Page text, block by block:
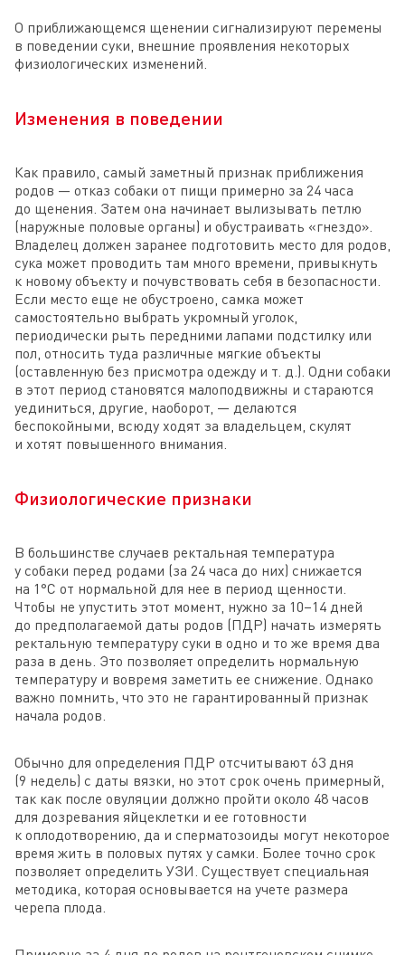
О приближающемся щенении сигнализируют перемены
в поведении суки, внешние проявления некоторых
физиологических изменений.
Изменения в поведении
Как правило, самый заметный признак приближения
родов — отказ собаки от пищи примерно за 24 часа
до щенения. Затем она начинает вылизывать петлю
(наружные половые органы) и обустраивать «гнездо».
Владелец должен заранее подготовить место для родов,
сука может проводить там много времени, привыкнуть
к новому объекту и почувствовать себя в безопасности.
Если место еще не обустроено, самка может
самостоятельно выбрать укромный уголок,
периодически рыть передними лапами подстилку или
пол, относить туда различные мягкие объекты
(оставленную без присмотра одежду и т. д.). Одни собаки
в этот период становятся малоподвижны и стараются
уединиться, другие, наоборот, — делаются
беспокойными, всюду ходят за владельцем, скулят
и хотят повышенного внимания.
Физиологические признаки
В большинстве случаев ректальная температура
у собаки перед родами (за 24 часа до них) снижается
на 1°C от нормальной для нее в период щенности.
Чтобы не упустить этот момент, нужно за 10–14 дней
до предполагаемой даты родов (ПДР) начать измерять
ректальную температуру суки в одно и то же время два
раза в день. Это позволяет определить нормальную
температуру и вовремя заметить ее снижение. Однако
важно помнить, что это не гарантированный признак
начала родов.
Обычно для определения ПДР отсчитывают 63 дня
(9 недель) с даты вязки, но этот срок очень примерный,
так как после овуляции должно пройти около 48 часов
для дозревания яйцеклетки и ее готовности
к оплодотворению, да и сперматозоиды могут некоторое
время жить в половых путях у самки. Более точно срок
позволяет определить УЗИ. Существует специальная
методика, которая основывается на учете размера
черепа плода.